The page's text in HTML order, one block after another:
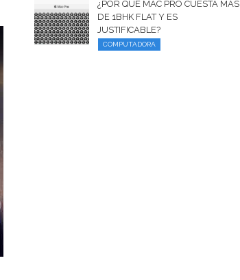
¿POR QUÉ MAC PRO CUESTA MÁS
DE 1BHK FLAT Y ES
JUSTIFICABLE?
COMPUTADORA